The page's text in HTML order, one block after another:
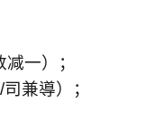
一）；
/司兼導）；